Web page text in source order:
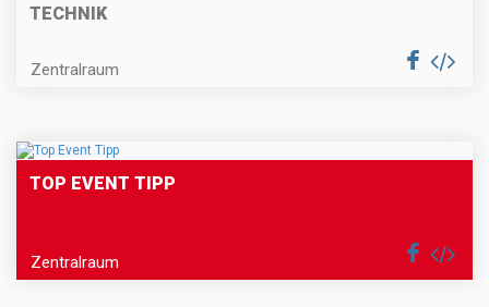
ECHNIK
Zentralraum
TOP EVENT TIPP
Zentralraum